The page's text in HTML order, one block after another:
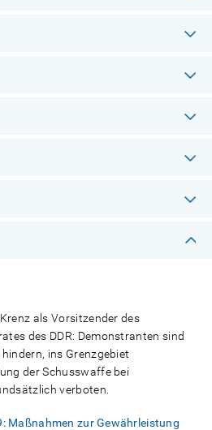
als Vorsitzender des
des DDR: Demonstranten sind
ins Grenzgebiet
der Schusswaffe bei
verboten.
Maßnahmen zur Gewährleistung